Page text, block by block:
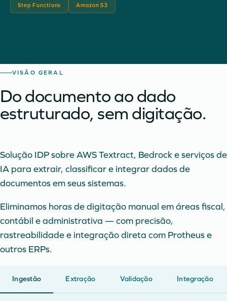
Step Functions Amazon S3
VISÃO GERAL
Do documento ao dado
estruturado, sem digitação.
Solução IDP sobre AWS Textract, Bedrock e serviços de
IA para extrair, classificar e integrar dados de
documentos em seus sistemas.
Eliminamos horas de digitação manual em áreas fiscal,
contábil e administrativa — com precisão,
rastreabilidade e integração direta com Protheus e
outros ERPs.
Ingestão Extração Validação Integração